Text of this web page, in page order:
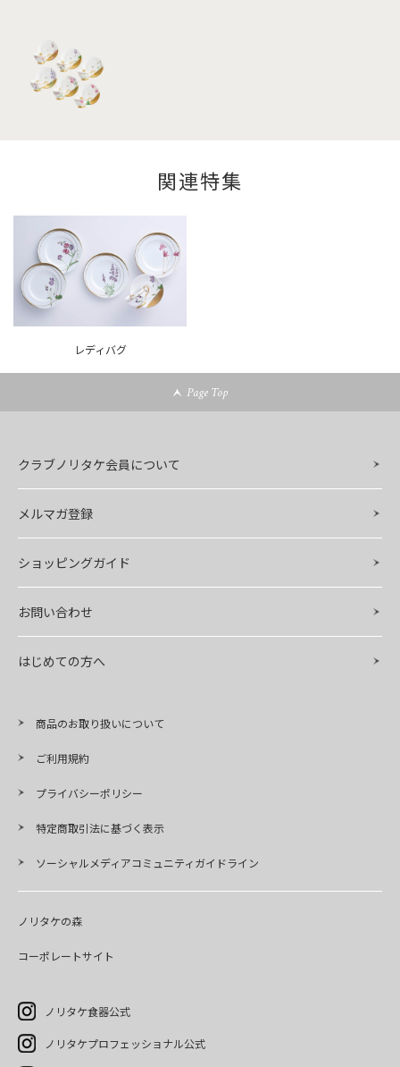
関連特集
レディバグ
Page Top
クラブノリタケ会員について
メルマガ登録
ショッピングガイド
お問い合わせ
はじめての方へ
商品のお取り扱いについて
ご利用規約
プライバシーポリシー
特定商取引法に基づく表示
ソーシャルメディアコミュニティガイドライン
ノリタケの森
コーポレートサイト
ノリタケ食器公式
ノリタケプロフェッショナル公式